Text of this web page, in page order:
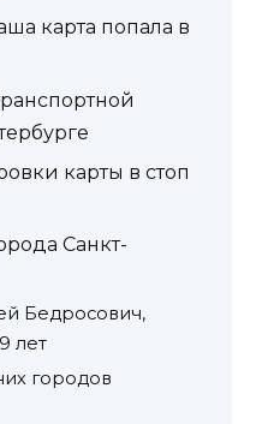
карта попала в
карты в стоп
Санкт-
Бедросович,
лет
городов